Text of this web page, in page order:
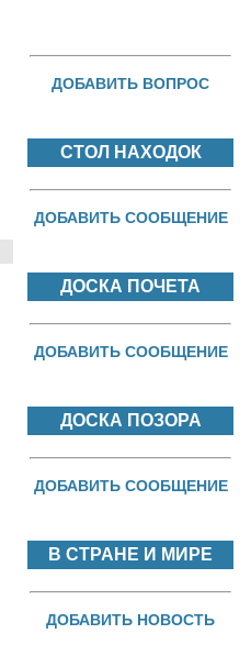
ДОБАВИТЬ ВОПРОС
СТОЛ НАХОДОК
ДОБАВИТЬ СООБЩЕНИЕ
ДОСКА ПОЧЕТА
ДОБАВИТЬ СООБЩЕНИЕ
ДОСКА ПОЗОРА
ДОБАВИТЬ СООБЩЕНИЕ
В СТРАНЕ И МИРЕ
ДОБАВИТЬ НОВОСТЬ